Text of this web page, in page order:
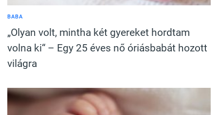
BABA
„Olyan volt, mintha két gyereket hordtam
volna ki“ – Egy 25 éves nő óriásbabát hozott
világra